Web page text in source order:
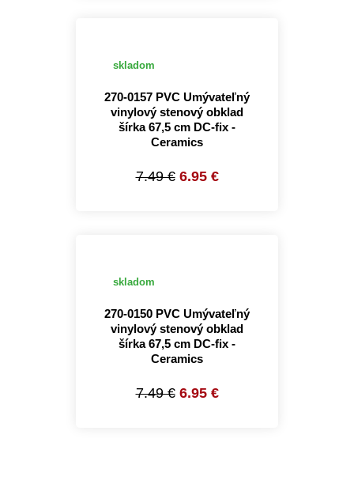
skladom
270-0157 PVC Umývateľný
vinylový stenový obklad
šírka 67,5 cm DC-fix -
Ceramics
7.49 € 6.95 €
skladom
270-0150 PVC Umývateľný
vinylový stenový obklad
šírka 67,5 cm DC-fix -
Ceramics
7.49 € 6.95 €